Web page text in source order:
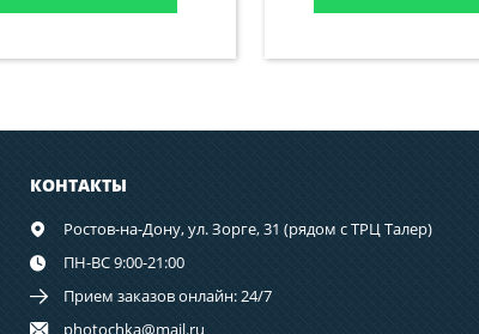
КОНТАКТЫ
Ростов-на-Дону,ул. Зорге, 31 (рядом с ТРЦ Талер)
ПН-ВС 9:00-21:00
Прием заказов онлайн: 24/7
photochka@mail.ru